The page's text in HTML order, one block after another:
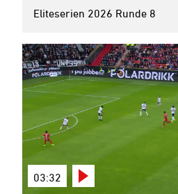
Eliteserien 2026 Runde 8
03:32